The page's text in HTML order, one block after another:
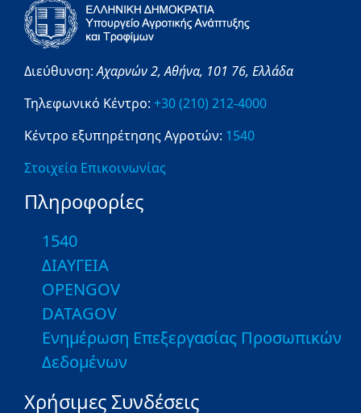
Διεύθυνση:Αχαρνών 2,Αθήνα, 101 76, Ελλάδα
Τηλεφωνικό Κέντρο: +30 (210) 212-4000
Κέντρο εξυπηρέτησης Αγροτών: 1540
Στοιχεία Επικοινωνίας
Πληροφορίες
1540
ΔΙΑΥΓΕΙΑ
OPENGOV
DATAGOV
Ενημέρωση Επεξεργασίας Προσωπικών
Δεδομένων
Χρήσιμες Συνδέσεις